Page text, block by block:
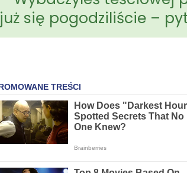
już się pogodziliście –